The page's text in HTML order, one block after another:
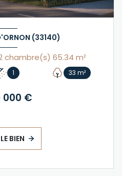
(33140)
Maison 3 pièce(s) 2 chambre(s) 65.34 m²
1 33 m²
000 €
BIEN